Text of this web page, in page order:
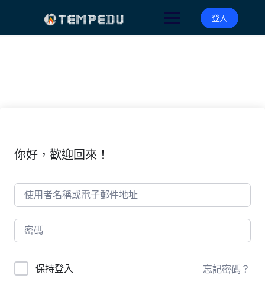
登入
你好，歡迎回來！
保持登入 忘記密碼？